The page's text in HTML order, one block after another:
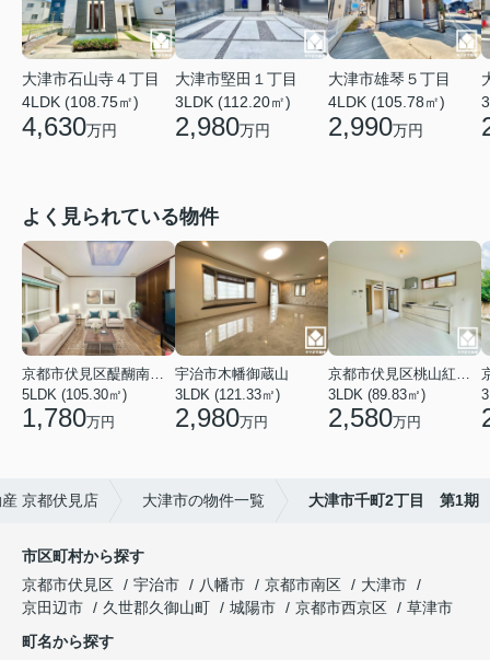
大津市石山寺４丁目
4LDK (108.75㎡)
4,630万円
大津市堅田１丁目
3LDK (112.20㎡)
2,980万円
大津市雄琴５丁目
4LDK (105.78㎡)
2,990万円
よく見られている物件
京都市伏見区醍醐南端山町
5LDK (105.30㎡)
1,780万円
宇治市木幡御蔵山
3LDK (121.33㎡)
2,980万円
京都市伏見区桃山紅雪町
3LDK (89.83㎡)
2,580万円
京都伏見店 大津市の物件一覧 大津市千町2丁目 第1期
市区町村から探す
京都市伏見区
宇治市 八幡市 京都市南区
大津市
京田辺市
久世郡久御山町 城陽市 京都市西京区
草津市
町名から探す